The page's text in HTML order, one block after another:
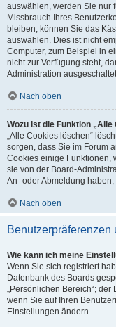
auswählen, werden Sie nur
Missbrauch Ihres
bleiben, können Sie das
auswählen. Dies ist nicht
Computer, zum Beispiel in
nicht zur Verfügung steht,
Administration
Nach oben
Wozu ist die Funktion
„Alle Cookies löschen“
sorgen, dass Sie im Forum
Cookies einige Funktionen,
sie von der Board-
An- oder Abmeldung
Nach oben
Benutzerpräferenzen
Wie kann ich meine
Wenn Sie sich registriert
Datenbank des Boards
„Persönlichen Bereich“;
wenn Sie auf Ihren
Einstellungen ändern.